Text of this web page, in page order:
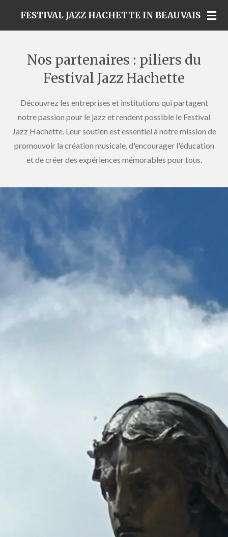
Passer
principal
FESTIVAL JAZZ HACHETTE IN BEAUVAIS
Nos partenaires : piliers du
Festival Jazz Hachette
Découvrez les entreprises et institutions qui partagent
notre passion pour le jazz et rendent possible le Festival
Jazz Hachette. Leur soutien est essentiel à notre mission de
promouvoir la création musicale, d'encourager l'éducation
et de créer des expériences mémorables pour tous.